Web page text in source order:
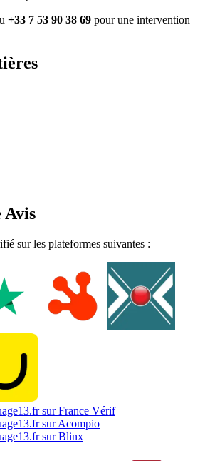
+33 7 53 90 38 69 pour une intervention
Avis
sur les plateformes suivantes :